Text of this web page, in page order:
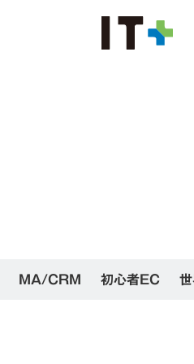
MA/CRM 初心者EC